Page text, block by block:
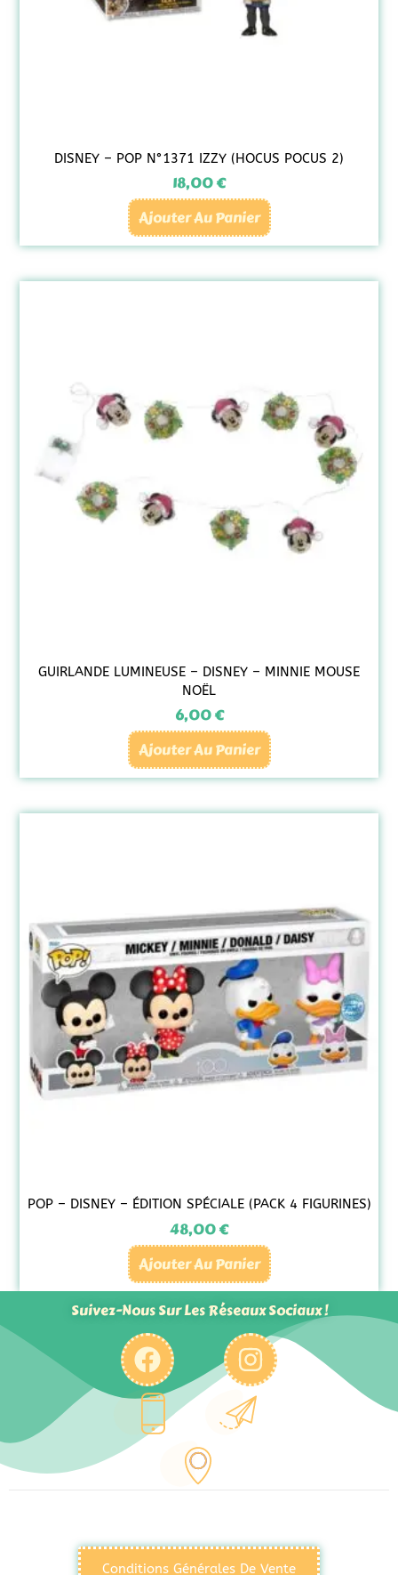
DISNEY – POP N°1371 IZZY (HOCUS POCUS 2)
18,00€
Ajouter Au Panier
GUIRLANDE LUMINEUSE – DISNEY – MINNIE MOUSE
NOËL
6,00€
Ajouter Au Panier
POP – DISNEY – ÉDITION SPÉCIALE (PACK 4 FIGURINES)
48,00€
Ajouter Au Panier
Suivez-Nous Sur Les Réseaux Sociaux !
Conditions Générales De Vente